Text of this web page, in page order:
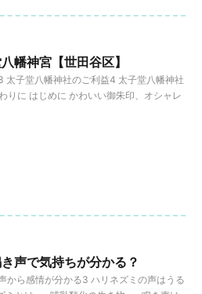
幡神宮【世田谷区】
太子堂八幡神社のご利益4 太子堂八幡神社
りに はじめに かわいい御朱印、オシャレ
声で気持ちが分かる？
から感情が分かる3 ハリネズミの声はうる